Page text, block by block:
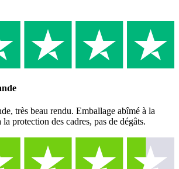
très beau rendu. Emballage abîmé à la
protection des cadres, pas de dégâts.